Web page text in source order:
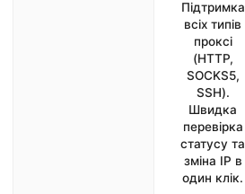
Підтримка
всіх типів
проксі
(HTTP,
SOCKS5,
SSH).
Швидка
перевірка
статусу та
зміна IP в
один клік.